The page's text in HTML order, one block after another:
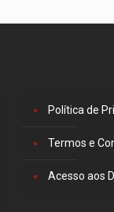
Política de
Termos e
Acesso aos